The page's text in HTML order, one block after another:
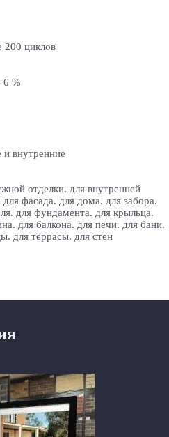
200 циклов
6 %
внутренние
отделки. для внутренней
для фасада. для дома. для забора.
для фундамента. для крыльца.
для балкона. для печи. для бани.
для террасы. для стен